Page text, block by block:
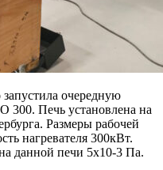
очередную
Печь установлена на
Размеры рабочей
нагревателя 300кВт.
данной печи 5х10-3 Па.